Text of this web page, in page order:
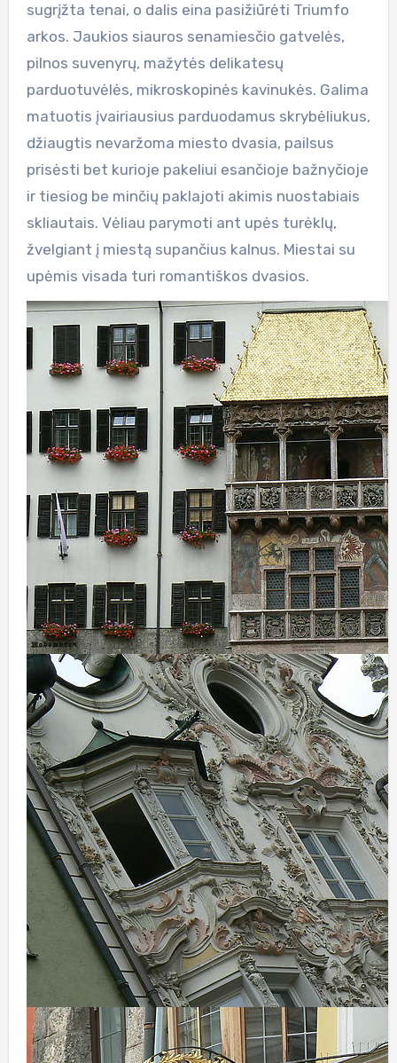
sugrįžta tenai, o dalis eina pasižiūrėti Triumfo
arkos. Jaukios siauros senamiesčio gatvelės,
pilnos suvenyrų, mažytės delikatesų
parduotuvėlės, mikroskopinės kavinukės. Galima
matuotis įvairiausius parduodamus skrybėliukus,
džiaugtis nevaržoma miesto dvasia, pailsus
prisėsti bet kurioje pakeliui esančioje bažnyčioje
ir tiesiog be minčių paklajoti akimis nuostabiais
skliautais. Vėliau parymoti ant upės turėklų,
žvelgiant į miestą supančius kalnus. Miestai su
upėmis visada turi romantiškos dvasios.